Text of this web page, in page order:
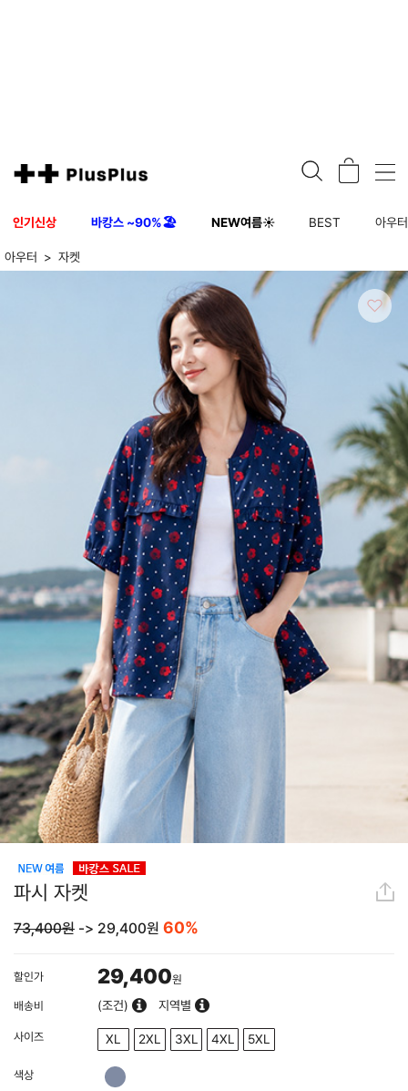
인기신상 바캉스 ~90%🏖️ NEW여름☀️ BEST 아우터
아우터 자켓
파시 자켓
73,400원 -> 29,400원 60%
할인가 29,400원
배송비
(조건) 지역별
사이즈 XL 2XL 3XL 4XL 5XL
색상